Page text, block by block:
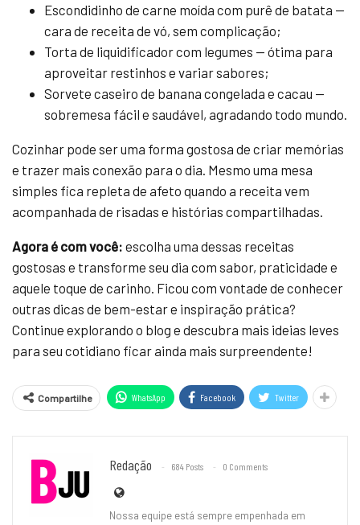
Escondidinho de carne moída com purê de batata —
cara de receita de vó, sem complicação;
Torta de liquidificador com legumes — ótima para
aproveitar restinhos e variar sabores;
Sorvete caseiro de banana congelada e cacau —
sobremesa fácil e saudável, agradando todo mundo.
Cozinhar pode ser uma forma gostosa de criar memórias
e trazer mais conexão para o dia. Mesmo uma mesa
simples fica repleta de afeto quando a receita vem
acompanhada de risadas e histórias compartilhadas.
Agora é com você: escolha uma dessas receitas
gostosas e transforme seu dia com sabor, praticidade e
aquele toque de carinho. Ficou com vontade de conhecer
outras dicas de bem-estar e inspiração prática?
Continue explorando o blog e descubra mais ideias leves
para seu cotidiano ficar ainda mais surpreendente!
Compartilhe WhatsApp Facebook Twitter
Redação 684 Posts 0 Comments
Nossa equipe está sempre empenhada em